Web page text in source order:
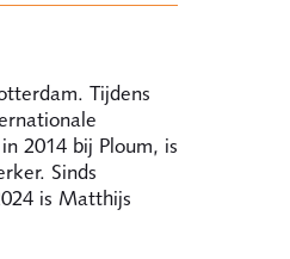
Tijdens
2014 bij Ploum, is
Sinds
is Matthijs